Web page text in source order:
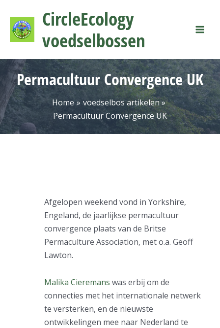
naar
CircleEcology
voedselbossen
Permacultuur Convergence UK
Home
voedselbos artikelen
Permacultuur Convergence UK
Afgelopen weekend vond in Yorkshire,
Engeland, de jaarlijkse permacultuur
convergence plaats van de Britse
Permaculture Association, met o.a. Geoff
Lawton.
Malika Cieremans was erbij om de
connecties met het internationale netwerk
te versterken, en de nieuwste
ontwikkelingen mee naar Nederland te